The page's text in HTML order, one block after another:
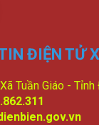
ĐIỆN TỬ
Tuần Giáo -